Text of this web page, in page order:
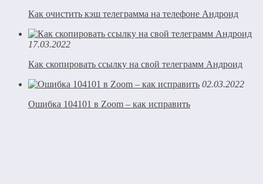
Как очистить кэш телеграмма на телефоне Андроид
17.03.2022
Как скопировать ссылку на свой телеграмм Андроид
02.03.2022
Ошибка 104101 в Zoom – как исправить